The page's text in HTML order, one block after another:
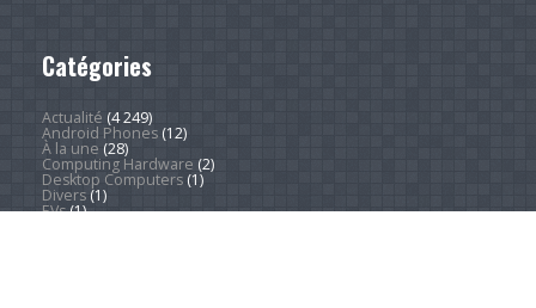
Catégories
Actualité (4 249)
Android Phones(12)
À la une (28)
Computing Hardware (2)
Desktop Computers(1)
Divers(1)
EVs(1)